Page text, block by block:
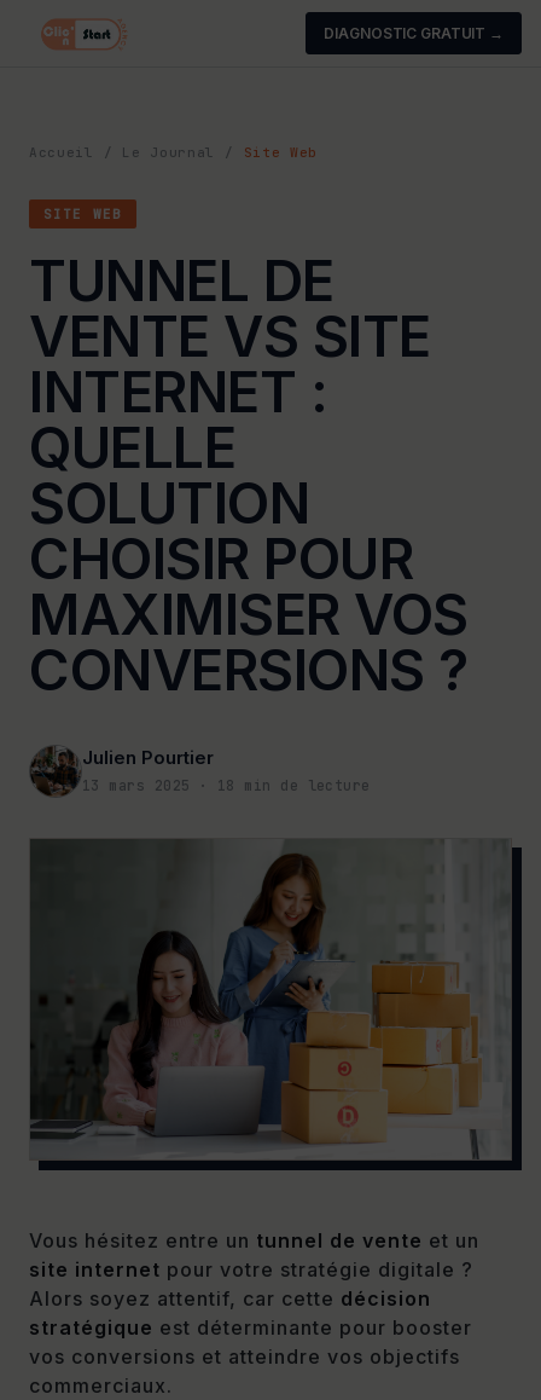
DIAGNOSTIC GRATUIT →
Accueil / Le Journal / Site Web
SITE WEB
TUNNEL DE
VENTE VS SITE
INTERNET :
QUELLE
SOLUTION
CHOISIR POUR
MAXIMISER VOS
CONVERSIONS ?
Julien Pourtier
13 mars 2025 · 18 min de lecture
Vous hésitez entre un tunnel de vente et un
site internet pour votre stratégie digitale ?
Alors soyez attentif, car cette décision
stratégique est déterminante pour booster
vos conversions et atteindre vos objectifs
commerciaux.